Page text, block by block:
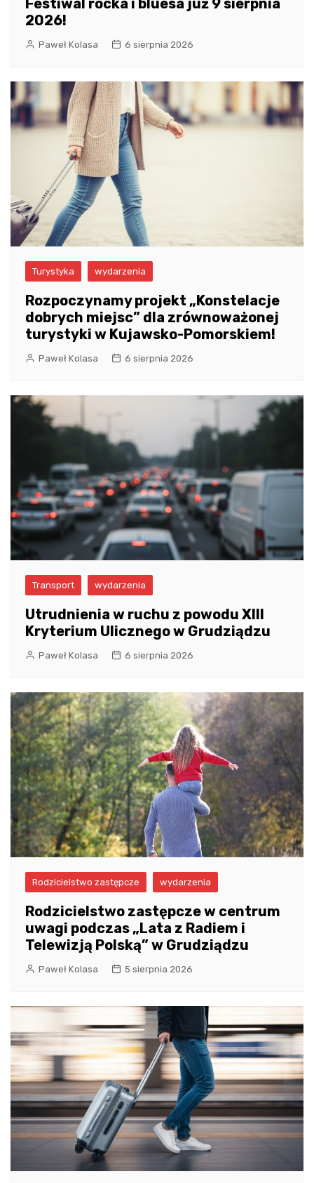
2026!
Paweł Kolasa 6 sierpnia 2026
Turystyka wydarzenia
Rozpoczynamy projekt „Konstelacje
dobrych miejsc” dla zrównoważonej
turystyki w Kujawsko-Pomorskiem!
Paweł Kolasa 6 sierpnia 2026
Transport wydarzenia
Utrudnienia w ruchu z powodu XIII
Kryterium Ulicznego w Grudziądzu
Paweł Kolasa 6 sierpnia 2026
Rodzicielstwo zastępcze wydarzenia
Rodzicielstwo zastępcze w centrum
uwagi podczas „Lata z Radiem i
Telewizją Polską” w Grudziądzu
Paweł Kolasa 5 sierpnia 2026